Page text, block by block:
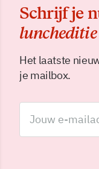
Schrijf je
luncheditie
Het laatste
je mailbox.